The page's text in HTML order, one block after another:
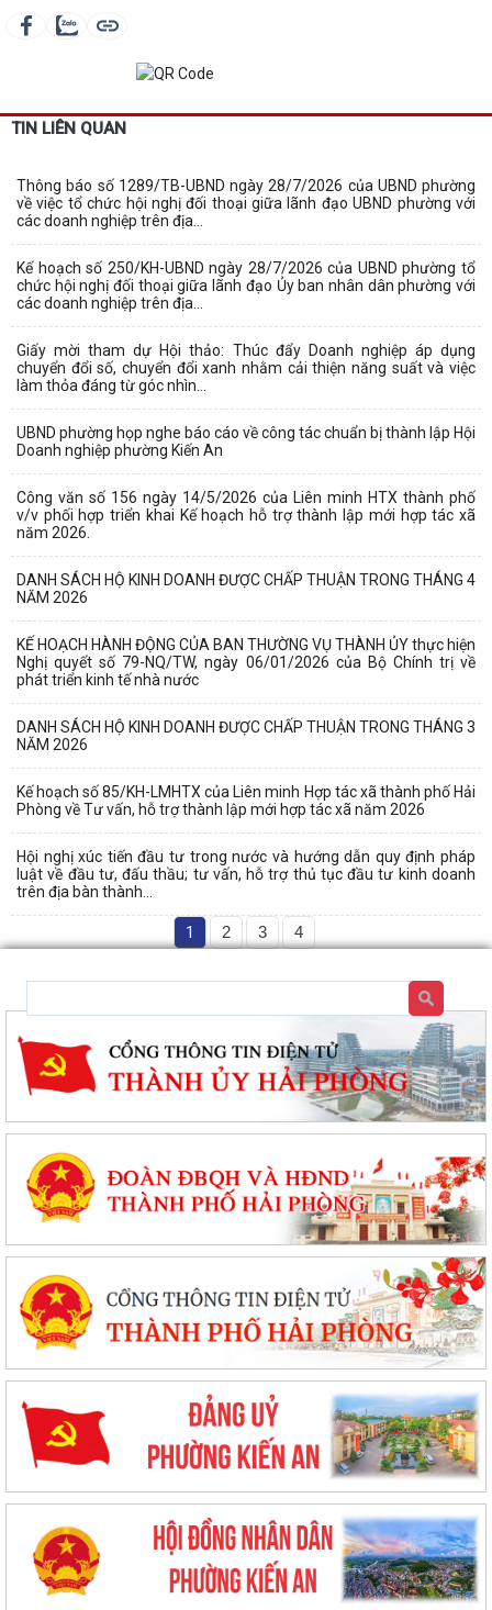
TIN LIÊN QUAN
Thông báo số 1289/TB-UBND ngày 28/7/2026 của UBND phường
về việc tổ chức hội nghị đối thoại giữa lãnh đạo UBND phường với
các doanh nghiệp trên địa...
Kế hoạch số 250/KH-UBND ngày 28/7/2026 của UBND phường tổ
chức hội nghị đối thoại giữa lãnh đạo Ủy ban nhân dân phường với
các doanh nghiệp trên địa...
Giấy mời tham dự Hội thảo: Thúc đẩy Doanh nghiệp áp dụng
chuyển đổi số, chuyển đổi xanh nhằm cải thiện năng suất và việc
làm thỏa đáng từ góc nhìn...
UBND phường họp nghe báo cáo về công tác chuẩn bị thành lập Hội
Doanh nghiệp phường Kiến An
Công văn số 156 ngày 14/5/2026 của Liên minh HTX thành phố
v/v phối hợp triển khai Kế hoạch hỗ trợ thành lập mới hợp tác xã
năm 2026.
DANH SÁCH HỘ KINH DOANH ĐƯỢC CHẤP THUẬN TRONG THÁNG 4
NĂM 2026
KẾ HOẠCH HÀNH ĐỘNG CỦA BAN THƯỜNG VỤ THÀNH ỦY thực hiện
Nghị quyết số 79-NQ/TW, ngày 06/01/2026 của Bộ Chính trị về
phát triển kinh tế nhà nước
DANH SÁCH HỘ KINH DOANH ĐƯỢC CHẤP THUẬN TRONG THÁNG 3
NĂM 2026
Kế hoạch số 85/KH-LMHTX của Liên minh Hợp tác xã thành phố Hải
Phòng về Tư vấn, hỗ trợ thành lập mới hợp tác xã năm 2026
Hội nghị xúc tiến đầu tư trong nước và hướng dẫn quy định pháp
luật về đầu tư, đấu thầu; tư vấn, hỗ trợ thủ tục đầu tư kinh doanh
trên địa bàn thành...
1 2 3 4